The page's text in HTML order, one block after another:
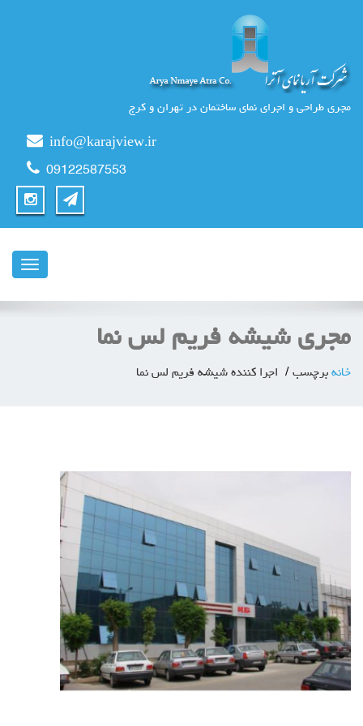
مجری طراحی و اجرای نمای ساختمان در تهران و کرج
info@karajview.ir
09122587553
ناوبری
مجری شیشه فریم لس نما
خانه برچسب اجرا کننده شیشه فریم لس نما